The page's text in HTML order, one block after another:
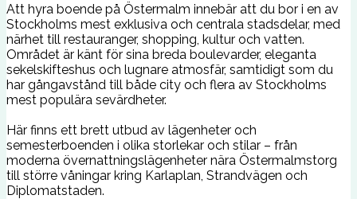
Att hyra boende på Östermalm innebär att du bor i en av
Stockholms mest exklusiva och centrala stadsdelar, med
närhet till restauranger, shopping, kultur och vatten.
Området är känt för sina breda boulevarder, eleganta
sekelskifteshus och lugnare atmosfär, samtidigt som du
har gångavstånd till både city och flera av Stockholms
mest populära sevärdheter.
Här finns ett brett utbud av lägenheter och
semesterboenden i olika storlekar och stilar – från
moderna övernattningslägenheter nära Östermalmstorg
till större våningar kring Karlaplan, Strandvägen och
Diplomatstaden.